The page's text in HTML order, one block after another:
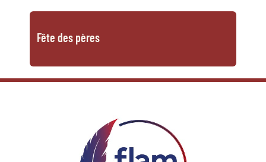
Fête des pères